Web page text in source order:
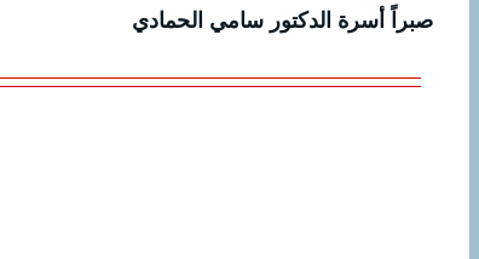
صبراً أسرة الدكتور سامي الحمادي